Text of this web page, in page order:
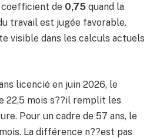
coefficient de 0,75 quand la
travail est jugée favorable.
visible dans les calculs actuels
licencié en juin 2026, le
22,5 mois s??il remplit les
Pour un cadre de 57 ans, le
La différence n??est pas